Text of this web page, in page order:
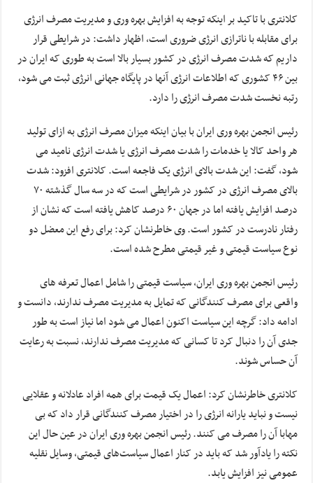
کلانتری با تاکید بر اینکه توجه به افزایش بهره وری و مدیریت مصرف انرژی
برای مقابله با ناترازی انرژی ضروری است، اظهار داشت: در شرایطی قرار
داریم که شدت مصرف انرژی در کشور بسیار بالا است به طوری که ایران در
بین ۴۶ کشوری که اطلاعات انرژی آنها در پایگاه جهانی انرژی ثبت می شود،
رتبه نخست شدت مصرف انرژی را دارد.
رئیس انجمن بهره وری ایران با بیان اینکه میزان مصرف انرژی به ازای تولید
هر واحد کالا یا خدمات را شدت مصرف انرژی یا شدت انرژی نامید می
شود، گفت: این شدت بالای انرژی یک فاجعه است. کلانتری افزود: شدت
بالای مصرف انرژی در کشور در شرایطی است که در سه سال گذشته ۷۰
درصد افزایش یافته اما در جهان ۶۰ درصد کاهش یافته است که نشان از
رفتار نادرست در کشور است. وی خاطرنشان کرد: برای رفع این معضل دو
نوع سیاست قیمتی و غیر قیمتی مطرح شده است.
رئیس انجمن بهره وری ایران، سیاست قیمتی را شامل اعمال تعرفه های
واقعی برای مصرف کنندگانی که تمایل به مدیریت مصرف ندارند، دانست و
ادامه داد: گرچه این سیاست اکنون اعمال می شود اما نیاز است به طور
جدی آن را دنبال کرد تا کسانی که مدیریت مصرف ندارند، نسبت به رعایت
آن حساس شوند.
کلانتری خاطرنشان کرد: اعمال یک قیمت برای همه افراد عادلانه و عقلایی
نیست و نباید یارانه انرژی را در اختیار مصرف کنندگانی قرار داد که بی
مهابا آن را مصرف می کنند. رئیس انجمن بهره وری ایران در عین حال این
نکته را یادآور شد که باید در کنار اعمال سیاست‌های قیمتی، وسایل نقلیه
عمومی نیز افزایش یابد.